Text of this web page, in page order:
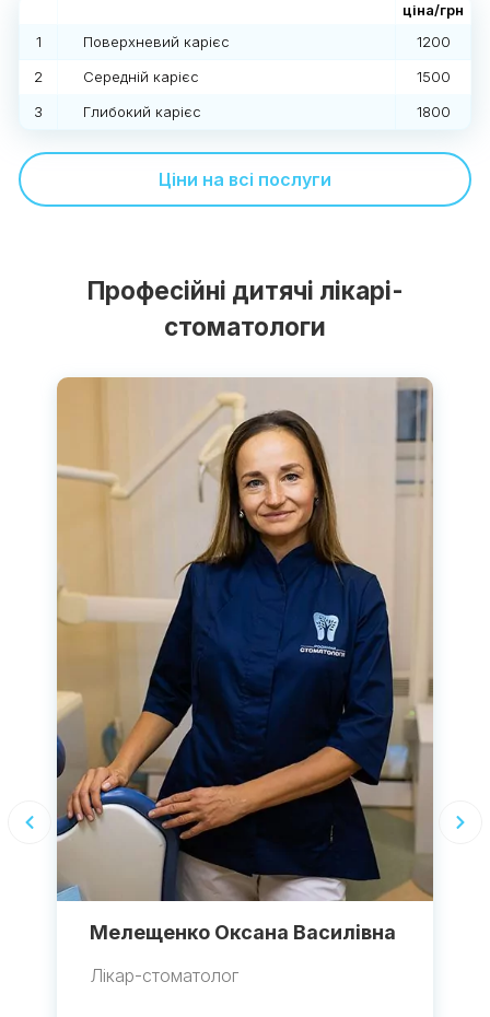
ціна/грн
1
Поверхневий карієс
1200
2
Середній карієс
1500
3
Глибокий карієс 1800
Ціни на всі послуги
Професійні дитячі лікарі-
стоматологи
Мелещенко Оксана Василівна
Лікар-стоматолог